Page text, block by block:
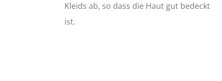
Kleids ab, so dass die Haut gut bedeckt
ist.